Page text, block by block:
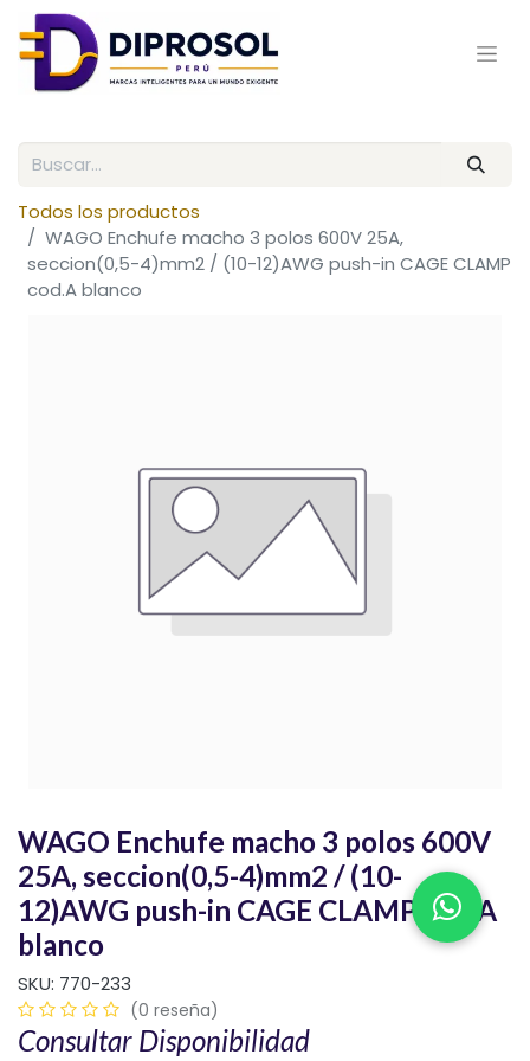
Todos los productos
WAGO Enchufe macho 3 polos 600V 25A,
seccion(0,5-4)mm2 / (10-12)AWG push-in CAGE CLAMP
cod.A blanco
WAGO Enchufe macho 3 polos 600V
25A, seccion(0,5-4)mm2 / (10-
12)AWG push-in CAGE CLAMP cod.A
blanco
SKU: 770-233
(0 reseña)
Consultar Disponibilidad